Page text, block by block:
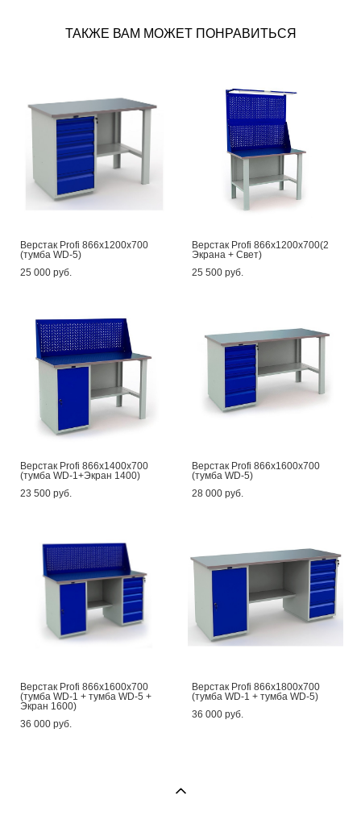
ТАКЖЕ ВАМ МОЖЕТ ПОНРАВИТЬСЯ
Верстак Profi 866x1200x700
(тумба WD-5)
25 000 pуб.
Верстак Profi 866x1200x700(2
Экрана + Свет)
25 500 pуб.
Верстак Profi 866x1400x700
(тумба WD-1+Экран 1400)
23 500 pуб.
Верстак Profi 866x1600x700
(тумба WD-5)
28 000 pуб.
Верстак Profi 866x1600x700
(тумба WD-1 + тумба WD-5 +
Экран 1600)
36 000 pуб.
Верстак Profi 866x1800x700
(тумба WD-1 + тумба WD-5)
36 000 pуб.